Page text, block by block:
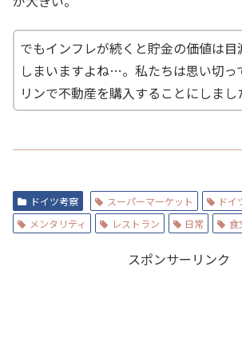
でもインフレが続くと貯金の価値は目
しまいますよね…。私たちは思い切っ
リンで不動産を購入することにしまし
ドイツ考察 スーパーマーケット ドイ
メンタリティ
レストラン 日常 食
スポンサーリンク